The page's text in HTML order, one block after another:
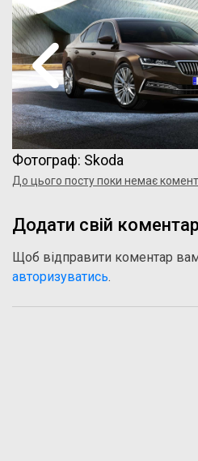
Фотограф: Skoda
До цього посту поки немає
Додати свій коментар
Щоб відправити коментар
авторизуватись.